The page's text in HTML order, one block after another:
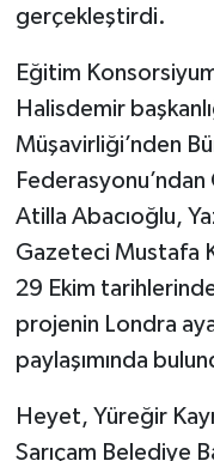
gerçekleştirdi.
Eğitim
Halisdemir
Müşavirliği’nden
Atilla Abacıoğlu,
Gazeteci Mustafa
29 Ekim
projenin Londra
paylaşımında
Heyet, Yüreğir
Sarıçam Belediye